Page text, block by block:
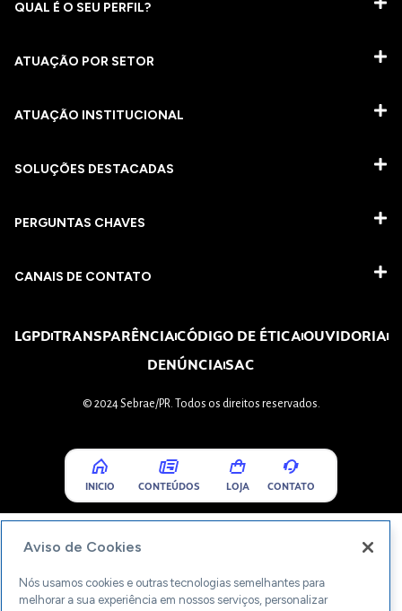
QUAL É O SEU PERFIL?
ATUAÇÃO POR SETOR
ATUAÇÃO INSTITUCIONAL
SOLUÇÕES DESTACADAS
PERGUNTAS CHAVES​
CANAIS DE CONTATO
LGPDTRANSPARÊNCIACÓDIGO DE ÉTICAOUVIDORIA
DENÚNCIASAC
© 2024 Sebrae/PR. Todos os direitos reservados.
INICIO CONTEÚDOS LOJA CONTATO
Aviso de Cookies
Nós usamos cookies e outras tecnologias semelhantes para
melhorar a sua experiência em nossos serviços, personalizar